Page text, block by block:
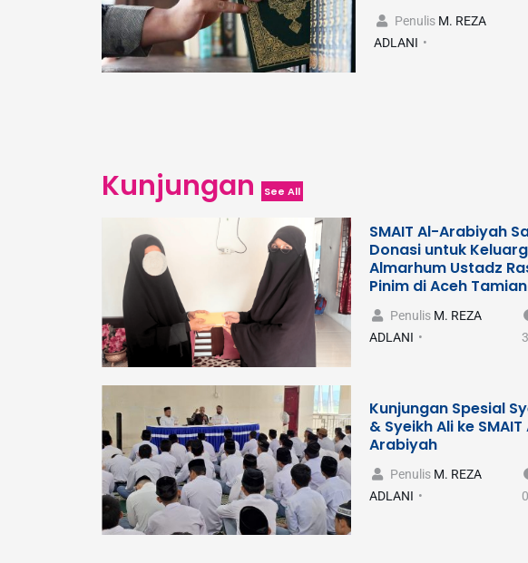
Penulis M. REZA
ADLANI
Kunjungan See All
SMAIT Al-Arabiyah
Donasi untuk
Almarhum Ustadz
Pinim di Aceh
Penulis M. REZA
ADLANI
Kunjungan Spesial
& Syeikh Ali ke SMAIT
Arabiyah
Penulis M. REZA
ADLANI